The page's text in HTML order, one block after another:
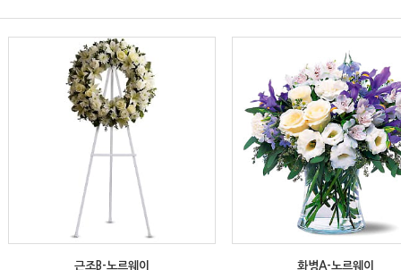
근조B-노르웨이 화병A-노르웨이